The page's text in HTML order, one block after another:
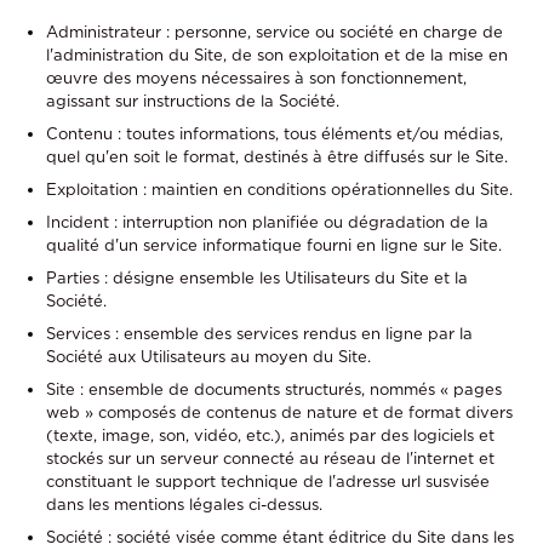
Administrateur : personne, service ou société en charge de
l'administration du Site, de son exploitation et de la mise en
œuvre des moyens nécessaires à son fonctionnement,
agissant sur instructions de la Société.
Contenu : toutes informations, tous éléments et/ou médias,
quel qu'en soit le format, destinés à être diffusés sur le Site.
Exploitation : maintien en conditions opérationnelles du Site.
Incident : interruption non planifiée ou dégradation de la
qualité d'un service informatique fourni en ligne sur le Site.
Parties : désigne ensemble les Utilisateurs du Site et la
Société.
Services : ensemble des services rendus en ligne par la
Société aux Utilisateurs au moyen du Site.
Site : ensemble de documents structurés, nommés « pages
web » composés de contenus de nature et de format divers
(texte, image, son, vidéo, etc.), animés par des logiciels et
stockés sur un serveur connecté au réseau de l'internet et
constituant le support technique de l'adresse url susvisée
dans les mentions légales ci-dessus.
Société : société visée comme étant éditrice du Site dans les